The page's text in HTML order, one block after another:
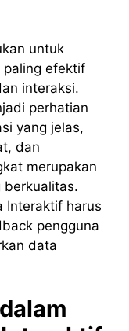
untuk
paling efektif
interaksi.
perhatian
yang jelas,
dan
merupakan
berkualitas.
Interaktif harus
pengguna
data